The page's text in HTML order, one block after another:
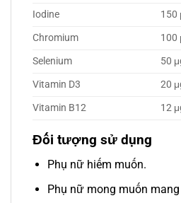
Iodine
150
Chromium
100
Selenium
50
Vitamin D3
20
Vitamin B12
12
Đối tượng sử dụng
Phụ nữ hiếm muốn.
Phụ nữ mong muốn